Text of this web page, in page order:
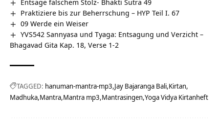
Entsage falschem Stolz- Bhakti Sutra 49
Praktiziere bis zur Beherrschung – HYP Teil I. 67
09 Werde ein Weiser
YVS542 Sannyasa und Tyaga: Entsagung und Verzicht –
Bhagavad Gita Kap. 18, Verse 1-2
TAGGED: hanuman-mantra-mp3 Jay Bajaranga Bali Kirtan
Madhuka Mantra Mantra mp3 Mantrasingen Yoga Vidya Kirtanheft